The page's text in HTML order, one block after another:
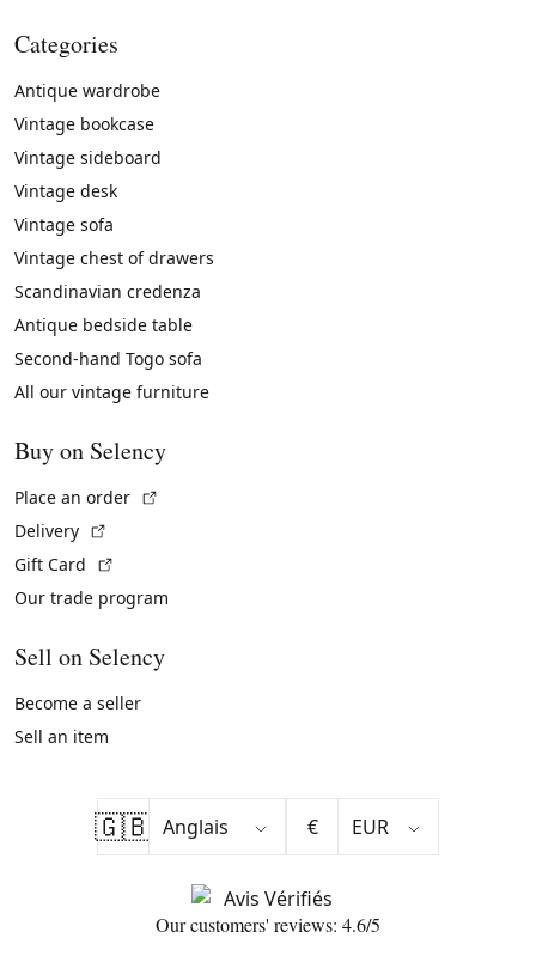
Categories
Antique wardrobe
Vintage bookcase
Vintage sideboard
Vintage desk
Vintage sofa
Vintage chest of drawers
Scandinavian credenza
Antique bedside table
Second-hand Togo sofa
All our vintage furniture
Buy on Selency
Place an order
Delivery
Gift Card
Our trade program
Sell on Selency
Become a seller
Sell an item
🇬🇧 €
Our customers' reviews: 4.6/5